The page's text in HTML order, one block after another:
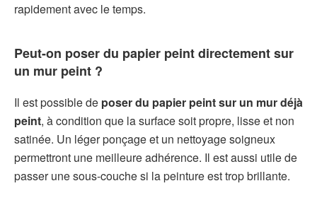
rapidement avec le temps.
Peut-on poser du papier peint directement sur
un mur peint ?
Il est possible de poser du papier peint sur un mur déjà
peint, à condition que la surface soit propre, lisse et non
satinée. Un léger ponçage et un nettoyage soigneux
permettront une meilleure adhérence. Il est aussi utile de
passer une sous-couche si la peinture est trop brillante.